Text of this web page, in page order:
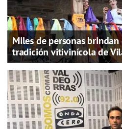
Miles de personas
tradición vitivinícola de